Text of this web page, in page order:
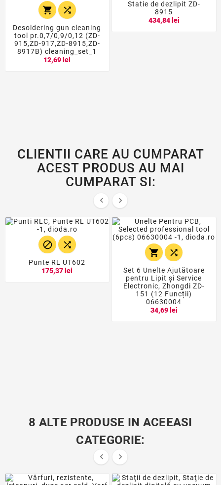
 
Desoldering gun cleaning
tool pr.0,7/0,9/0,12 (ZD-
915,ZD-917,ZD-8915,ZD-
8917B) cleaning_set_1
12,69 lei
Statie de dezlipit ZD-
8915
434,84 lei
CLIENTII CARE AU CUMPARAT
ACEST PRODUS AU MAI
CUMPARAT SI:
 
 
Punte RL UT602
175,37 lei
 
Set 6 Unelte Ajutătoare
pentru Lipit și Service
Electronic, Zhongdi ZD-
151 (12 Funcții)
06630004
34,69 lei
8 ALTE PRODUSE IN ACEEASI
CATEGORIE:
 